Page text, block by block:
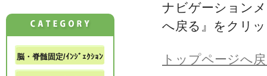
ナビゲーション
へ戻る』をクリ
トップページへ
脳・脊髄固定/ｲﾝｼﾞｪｸｼｮﾝ